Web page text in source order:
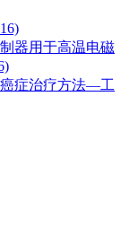
器用于高温电磁
症治疗方法—工